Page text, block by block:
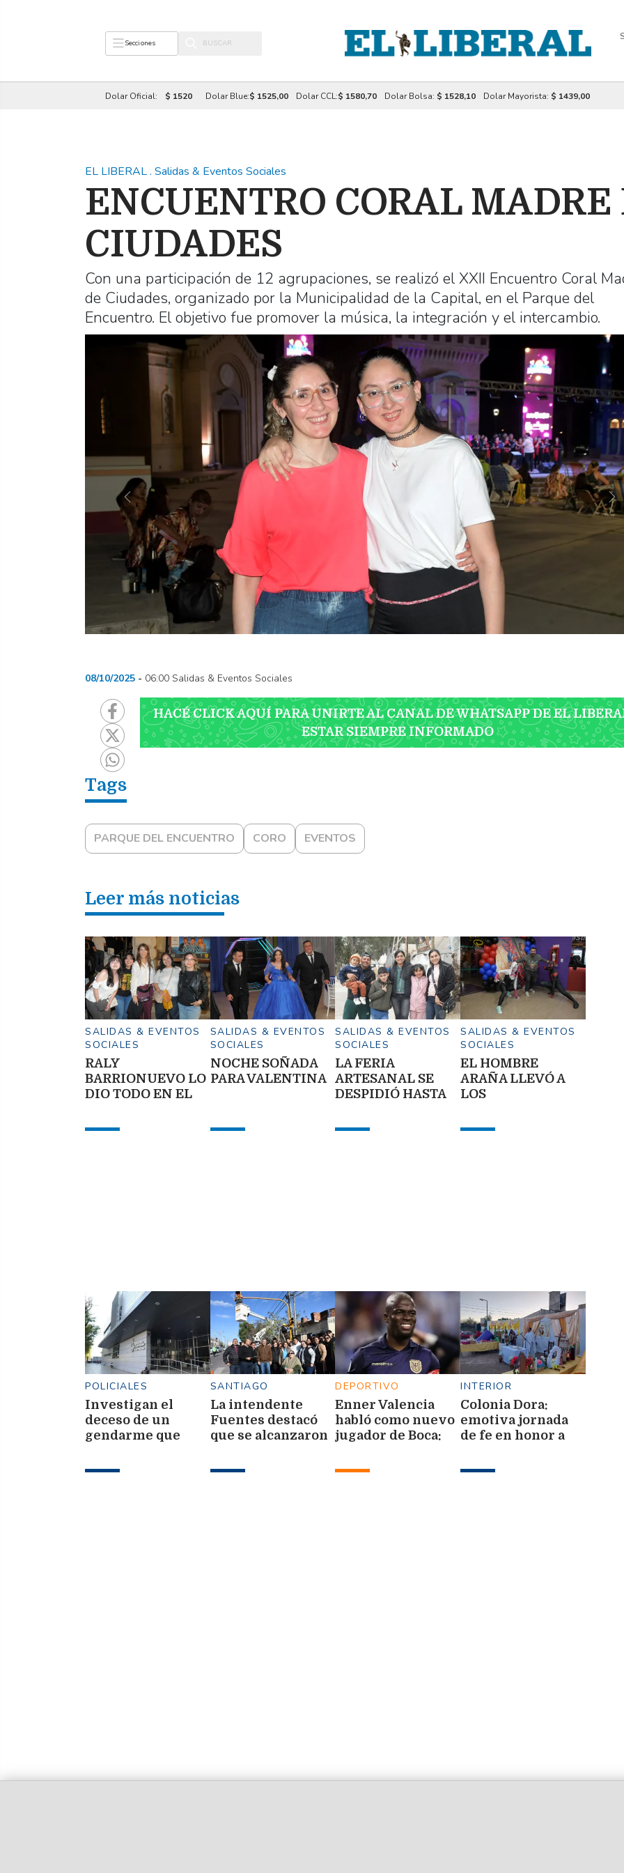
Secciones
Dolar Oficial: $ 1520 Dolar Blue:$ 1525,00 Dolar CCL:$ 1580,70 Dolar Bolsa: $ 1528,10 Dolar Mayorista: $ 1439,00
EL LIBERAL. Salidas & Eventos Sociales
ENCUENTRO CORAL MADRE
CIUDADES
Con una participación de 12 agrupaciones, se realizó el XXII Encuentro Coral
de Ciudades, organizado por la Municipalidad de la Capital, en el Parque del
Encuentro. El objetivo fue promover la música, la integración y el intercambio.
Previous
08/10/2025 06:00 Salidas & Eventos Sociales
HACÉ CLICK AQUÍ PARA UNIRTE AL CANAL DE WHATSAPP DE EL
ESTAR SIEMPRE INFORMADO
PARQUE DEL ENCUENTRO CORO EVENTOS
Leer más noticias
SALIDAS & EVENTOS
SOCIALES
RALY
BARRIONUEVO LO
DIO TODO EN EL
SALIDAS & EVENTOS
SOCIALES
NOCHE SOÑADA
PARA VALENTINA
SALIDAS & EVENTOS
SOCIALES
LA FERIA
ARTESANAL SE
DESPIDIÓ HASTA
SALIDAS & EVENTOS
SOCIALES
EL HOMBRE
ARAÑA LLEVÓ A
LOS
AL CINE
POLICIALES
Investigan el
deceso de un
gendarme que
cardíaco en el CISB
SANTIAGO
La intendente
Fuentes destacó
que se alcanzaron
nuevas esquinas
DEPORTIVO
Enner Valencia
habló como nuevo
jugador de Boca:
mí para ganar
INTERIOR
Colonia Dora:
emotiva jornada
de fe en honor a